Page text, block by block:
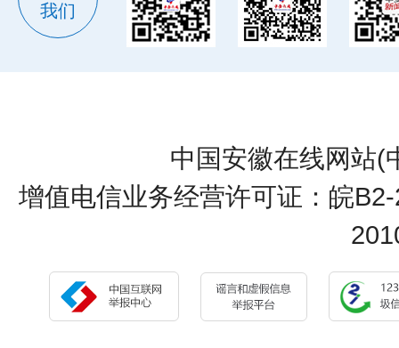
我们
中国安徽在线网站(
增值电信业务经营许可证：皖